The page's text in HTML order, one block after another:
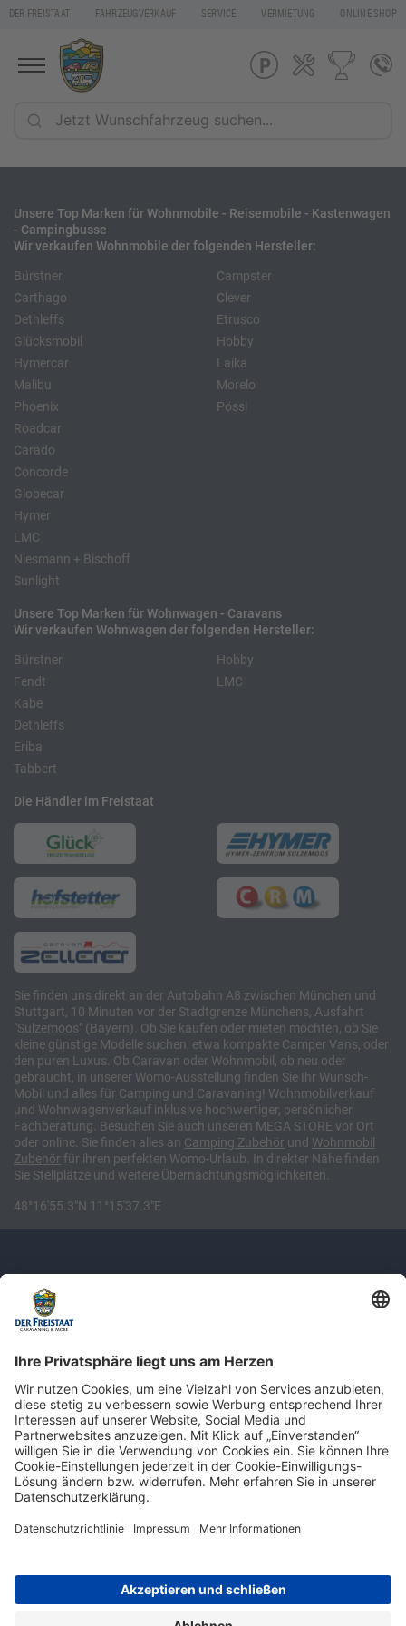
DER FREISTAAT FAHRZEUGVERKAUF SERVICE VERMIETUNG ONLINE SHOP
Unsere Top Marken für Wohnmobile - Reisemobile - Kastenwagen
- Campingbusse
Wir verkaufen Wohnmobile der folgenden Hersteller:
Bürstner
Carthago
Dethleffs
Glücksmobil
Hymercar
Malibu
Phoenix
Roadcar
Campster
Clever
Etrusco
Hobby
Laika
Morelo
Pössl
Carado
Concorde
Globecar
Hymer
LMC
Niesmann + Bischoff
Sunlight
Unsere Top Marken für Wohnwagen - Caravans
Wir verkaufen Wohnwagen der folgenden Hersteller:
Bürstner
Fendt
Kabe
Hobby
LMC
Dethleffs
Eriba
Tabbert
Die Händler im Freistaat
Sie finden uns direkt an der Autobahn A8 zwischen München und
Stuttgart, 10 Minuten vor der Stadtgrenze Münchens, Ausfahrt
"Sulzemoos" (Bayern). Ob Sie kaufen oder mieten möchten, ob Sie
kleine günstige Modelle suchen, etwa kompakte Camper Vans, oder
den puren Luxus. Ob Caravan oder Wohnmobil, ob neu oder
gebraucht, in unserer Womo-Ausstellung finden Sie Ihr Wunsch-
Mobil und alles für Camping und Caravaning! Wohnmobilverkauf
und Wohnwagenverkauf inklusive hochwertiger, persönlicher
Fachberatung. Besuchen Sie auch unseren MEGA STORE vor Ort
oder online. Sie finden alles an Camping Zubehör und Wohnmobil
Zubehör für ihren perfekten Womo-Urlaub. In direkter Nähe finden
Sie Stellplätze und weitere Übernachtungsmöglichkeiten.
48°16'55.3"N 11°15'37.3"E
Newsletter: Jetzt auf
shop.derfreistaat.de anmelden und
einen 5€ Gutschein für unseren Online-
Shop erhalten!*
Impressum Datenschutz Barrierefreiheit